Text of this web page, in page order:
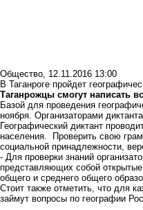
Общество, 12.11.2016 13:00
В Таганроге пройдет
Таганрожцы смогут написать
Базой для проведения
ноября. Организаторами
Географический диктант
населения. Проверить свою
социальной принадлежности,
- Для проверки знаний
представляющих собой
общего и среднего общего
Стоит также отметить, что для
займут вопросы по географии